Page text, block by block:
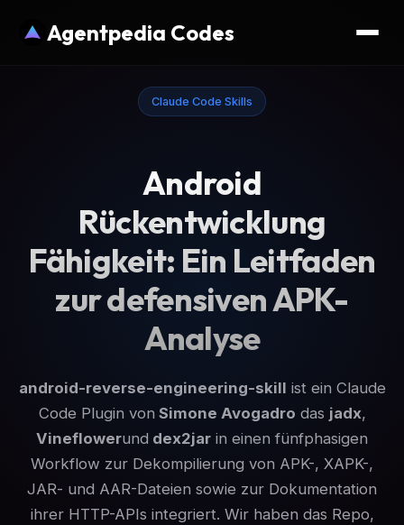
Agentpedia Codes
Claude Code Skills
Android
Rückentwicklung
Fähigkeit: Ein Leitfaden
zur defensiven APK-
Analyse
android-reverse-engineering-skill ist ein Claude
Code Plugin von Simone Avogadro das jadx,
Vineflowerund dex2jar in einen fünfphasigen
Workflow zur Dekompilierung von APK-, XAPK-,
JAR- und AAR-Dateien sowie zur Dokumentation
ihrer HTTP-APIs integriert. Wir haben das Repo,